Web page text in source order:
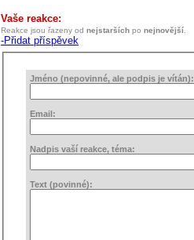
Vaše reakce:
Reakce jsou řazeny od nejstarších po nejnovější.
-Přidat příspěvek
Jméno (nepovinné, ale podpis je vítán):
Email:
Nadpis vaší reakce, téma:
Text (povinné):